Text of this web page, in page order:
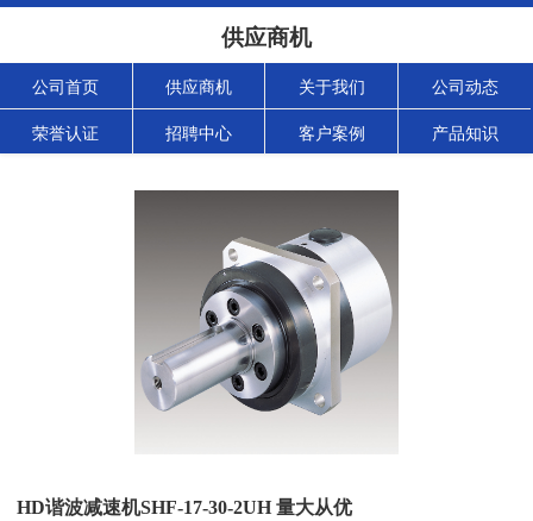
供应商机
公司首页 供应商机 关于我们 公司动态
荣誉认证 招聘中心 客户案例 产品知识
HD谐波减速机SHF-17-30-2UH 量大从优